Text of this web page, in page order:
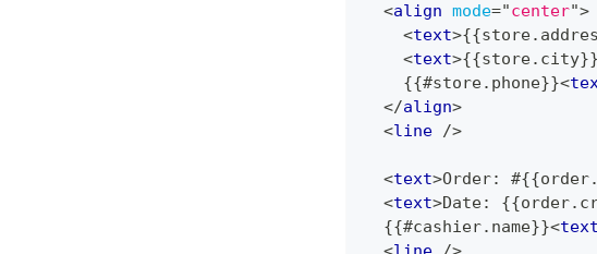
<align mode="center">
<text>
<text>
    {{#store.phone}}
<
</align>
<line />
<text>Order:
<text>Date:
  {{#cashier.name}}
<text